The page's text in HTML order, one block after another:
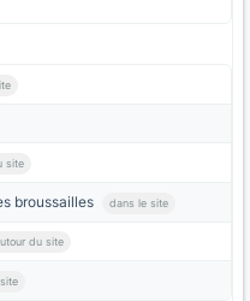
site
broussailles dans le site
du site